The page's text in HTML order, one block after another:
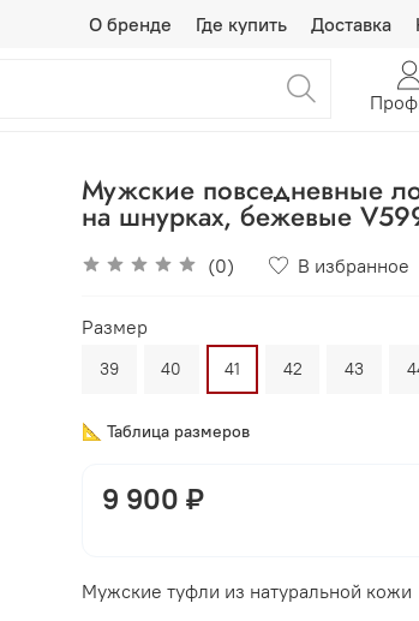
О бренде Где купить Доставка
Мужские повседневные
на шнурках, бежевые
(0) В избранное
Размер
39 40 41 42 43
📐 Таблица размеров
9 900 ₽
Мужские туфли из натуральной кожи